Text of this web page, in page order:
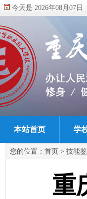
今天是 2026年08月07
本站首页 学
您的位置： 首页 > 技能
重